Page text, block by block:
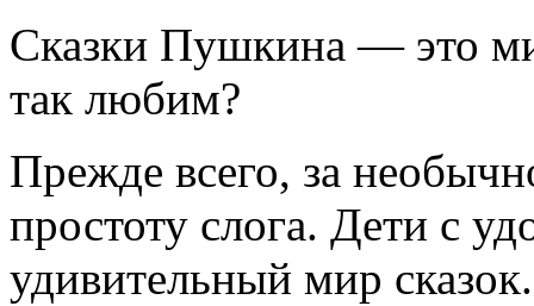
Сказки Пушкина — это
так любим?
Прежде всего, за
простоту слога. Дети с
удивительный мир сказок.